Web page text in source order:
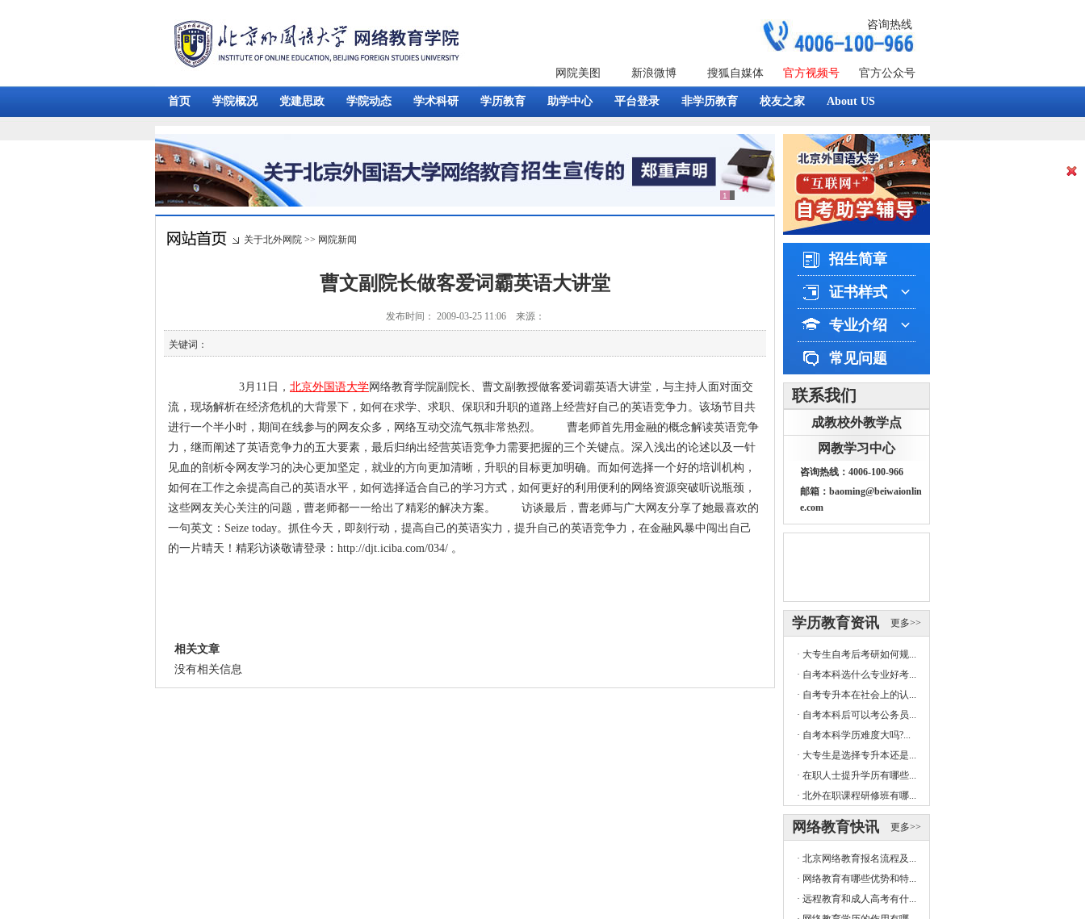
咨询热线
网院美图 新浪微博 搜狐自媒体 官方视频号 官方公众号
首页 学院概况 党建思政 学院动态 学术科研 学历教育 助学中心 平台登录 非学历教育 校友之家 About US
关于北外网院 >> 网院新闻
曹文副院长做客爱词霸英语大讲堂
发布时间： 2009-03-25 11:06 来源：
关键词：
3月11日， 北京外国语大学网络教育学院副院长、曹文副教授做客爱词霸英语大讲堂，与主持人面对面交
流，现场解析在经济危机的大背景下，如何在求学、求职、保职和升职的道路上经营好自己的英语竞争力。该场节目共
进行一个半小时，期间在线参与的网友众多，网络互动交流气氛非常热烈。 曹老师首先用金融的概念解读英语竞争
力，继而阐述了英语竞争力的五大要素，最后归纳出经营英语竞争力需要把握的三个关键点。深入浅出的论述以及一针
见血的剖析令网友学习的决心更加坚定，就业的方向更加清晰，升职的目标更加明确。而如何选择一个好的培训机构，
如何在工作之余提高自己的英语水平，如何选择适合自己的学习方式，如何更好的利用便利的网络资源突破听说瓶颈，
这些网友关心关注的问题，曹老师都一一给出了精彩的解决方案。 访谈最后，曹老师与广大网友分享了她最喜欢的
一句英文：Seize today。抓住今天，即刻行动，提高自己的英语实力，提升自己的英语竞争力，在金融风暴中闯出自己
的一片晴天！精彩访谈敬请登录：http://djt.iciba.com/034/ 。
相关文章
没有相关信息
招生简章
证书样式
专业介绍
常见问题
联系我们
成教校外教学点
网教学习中心
咨询热线：4006-100-966
邮箱：baoming@beiwaionlin
e.com
更多>>
学历教育资讯
· 大专生自考后考研如何规...
· 自考本科选什么专业好考...
· 自考专升本在社会上的认...
· 自考本科后可以考公务员...
· 自考本科学历难度大吗?...
· 大专生是选择专升本还是...
· 在职人士提升学历有哪些...
· 北外在职课程研修班有哪...
更多>>
网络教育快讯
· 北京网络教育报名流程及...
· 网络教育有哪些优势和特...
· 远程教育和成人高考有什...